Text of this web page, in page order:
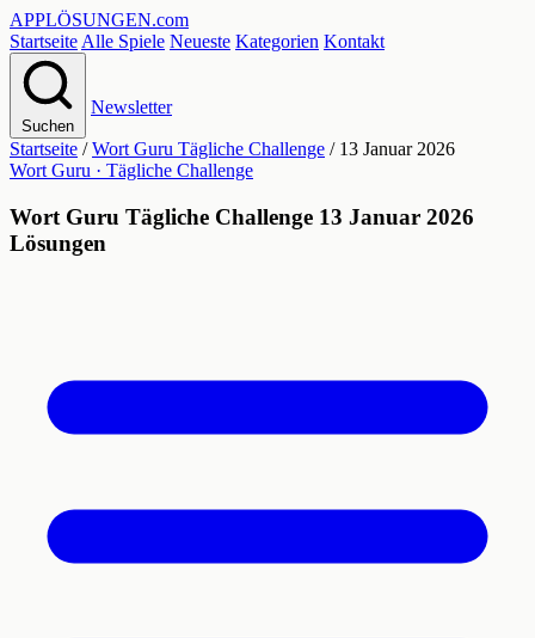
APPLÖSUNGEN.com
Startseite Alle Spiele Neueste Kategorien Kontakt
Suchen
Newsletter
Startseite / Wort Guru Tägliche Challenge / 13 Januar 2026
Wort Guru · Tägliche Challenge
Wort Guru Tägliche Challenge 13 Januar 2026
Lösungen